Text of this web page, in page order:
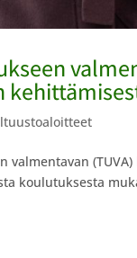
valmentavan
koulutuksesta